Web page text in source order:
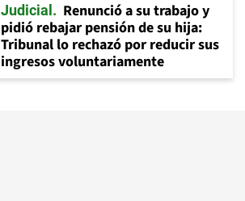
Judicial
Renunció a su trabajo y
pidió rebajar pensión de su hija:
Tribunal lo rechazó por reducir sus
ingresos voluntariamente